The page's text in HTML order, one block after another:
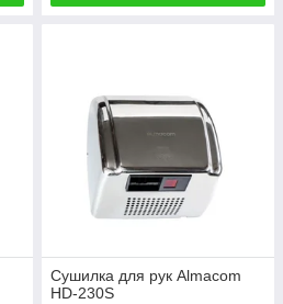
Сушилка для рук Almacom
HD-230S